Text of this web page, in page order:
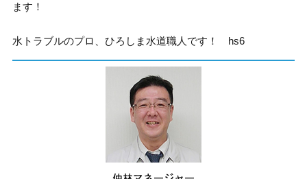
ます！
水トラブルのプロ、ひろしま水道職人です！ hs6